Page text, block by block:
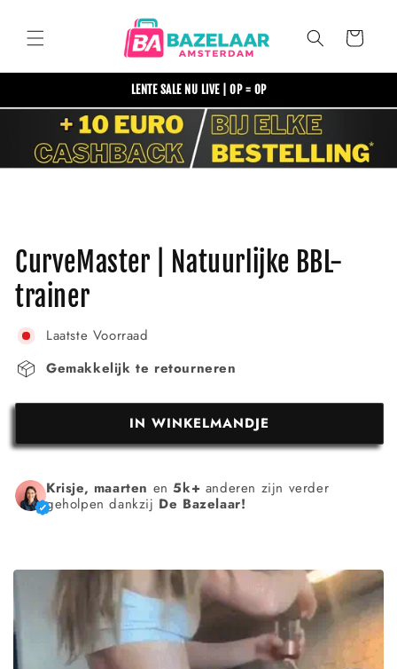
content
Winkelwagen
LENTE SALE NU LIVE | OP = OP
CurveMaster | Natuurlijke BBL-
trainer
Laatste Voorraad
Gemakkelijk te retourneren
IN WINKELMANDJE
Krisje, maarten en5k+ anderen zijn verder
geholpen dankzij De Bazelaar!